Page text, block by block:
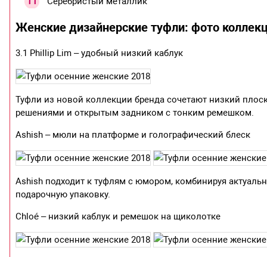
Женские дизайнерские туфли: фото
3.1 Phillip Lim – удобный низкий каблук
Туфли из новой коллекции бренда сочетают низкий
решениями и открытым задником с тонким ремешком.
Ashish – мюли на платформе и голографический блеск
Ashish подходит к туфлям с юмором, комбинируя
подарочную упаковку.
Chloé – низкий каблук и ремешок на щиколотке